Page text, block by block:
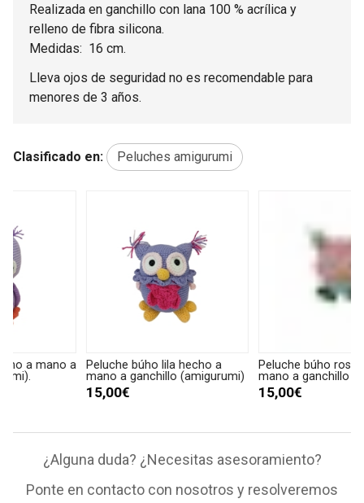
Realizada en ganchillo con lana 100 % acrílica y
relleno de fibra silicona.
Medidas: 16 cm.
Lleva ojos de seguridad no es recomendable para
menores de 3 años.
Clasificado en: Peluches amigurumi
Peluche búho lila hecho a
mano a ganchillo (amigurumi)
Peluche búho rosa hecho a
mano a ganchillo (amigurumi).
¿Alguna duda? ¿Necesitas asesoramiento?
Ponte en contacto con nosotros y resolveremos